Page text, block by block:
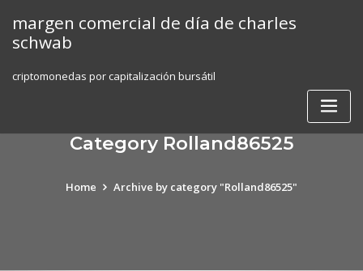
content
margen comercial de día de charles
schwab
criptomonedas por capitalización bursátil
Category Rolland86525
Home Archive by category "Rolland86525"